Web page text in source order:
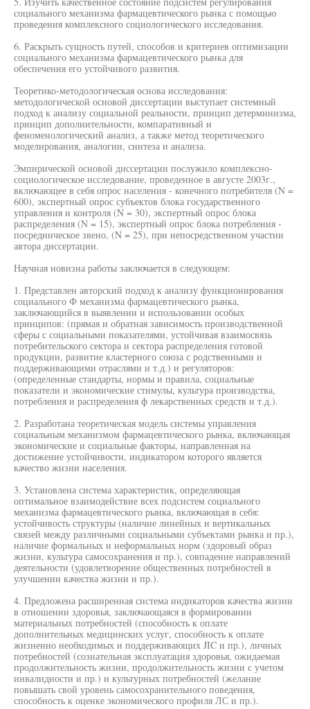
социального механизма фармацевтического рынка с помощью
проведения комплексного социологического исследования.
6. Раскрыть сущность путей, способов и критериев оптимизации
социального механизма фармацевтического рынка для
обеспечения его устойчивого развития.
Теоретико-методологическая основа исследования:
методологической основой диссертации выступает системный
подход к анализу социальной реальности, принцип детерминизма,
принцип дополнительности, компаративный и
феноменологический анализ, а также метод теоретического
моделирования, аналогии, синтеза и анализа.
Эмпирической основой диссертации послужило комплексно-
социологическое исследование, проведенное в августе 2003г.,
включающее в себя опрос населения - конечного потребителя (N =
600), экспертный опрос субъектов блока государственного
управления и контроля (N = 30), экспертный опрос блока
распределения (N = 15), экспертный опрос блока потребления -
посредническое звено, (N = 25), при непосредственном участии
автора диссертации.
Научная новизна работы заключается в следующем:
1. Представлен авторский подход к анализу функционирования
социального Ф механизма фармацевтического рынка,
заключающийся в выявлении и использовании особых
принципов: (прямая и обратная зависимость производственной
сферы с социальными показателями, устойчивая взаимосвязь
потребительского сектора и сектора распределения готовой
продукции, развитие кластерного союза с родственными и
поддерживающими отраслями и т.д.) и регуляторов:
(определенные стандарты, нормы и правила, социальные
показатели и экономические стимулы, культура производства,
потребления и распределения ф лекарственных средств и т.д.).
2. Разработана теоретическая модель системы управления
социальным механизмом фармацевтического рынка, включающая
экономические и социальные факторы, направленная на
достижение устойчивости, индикатором которого является
качество жизни населения.
3. Установлена система характеристик, определяющая
оптимальное взаимодействие всех подсистем социального
механизма фармацевтического рынка, включающая в себя:
устойчивость структуры (наличие линейных и вертикальных
связей между различными социальными субъектами рынка и пр.),
наличие формальных и неформальных норм (здоровый образ
жизни, культура самосохранения и пр.), совпадение направлений
деятельности (удовлетворение общественных потребностей в
улучшении качества жизни и пр.).
4. Предложена расширенная система индикаторов качества жизни
в отношении здоровья, заключающаяся в формировании
материальных потребностей (способность к оплате
дополнительных медицинских услуг, способность к оплате
жизненно необходимых и поддерживающих JIC и пр.), личных
потребностей (сознательная эксплуатация здоровья, ожидаемая
продолжительность жизни, продолжительность жизни с учетом
инвалидности и пр.) и культурных потребностей (желание
повышать свой уровень самосохранительного поведения,
способность к оценке экономического профиля ЛС и пр.).